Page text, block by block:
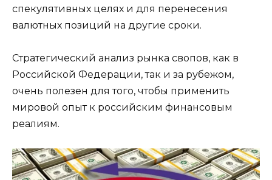
спекулятивных целях и для перенесения
валютных позиций на другие сроки.
Стратегический анализ рынка свопов, как в
Российской Федерации, так и за рубежом,
очень полезен для того, чтобы применить
мировой опыт к российским финансовым
реалиям.